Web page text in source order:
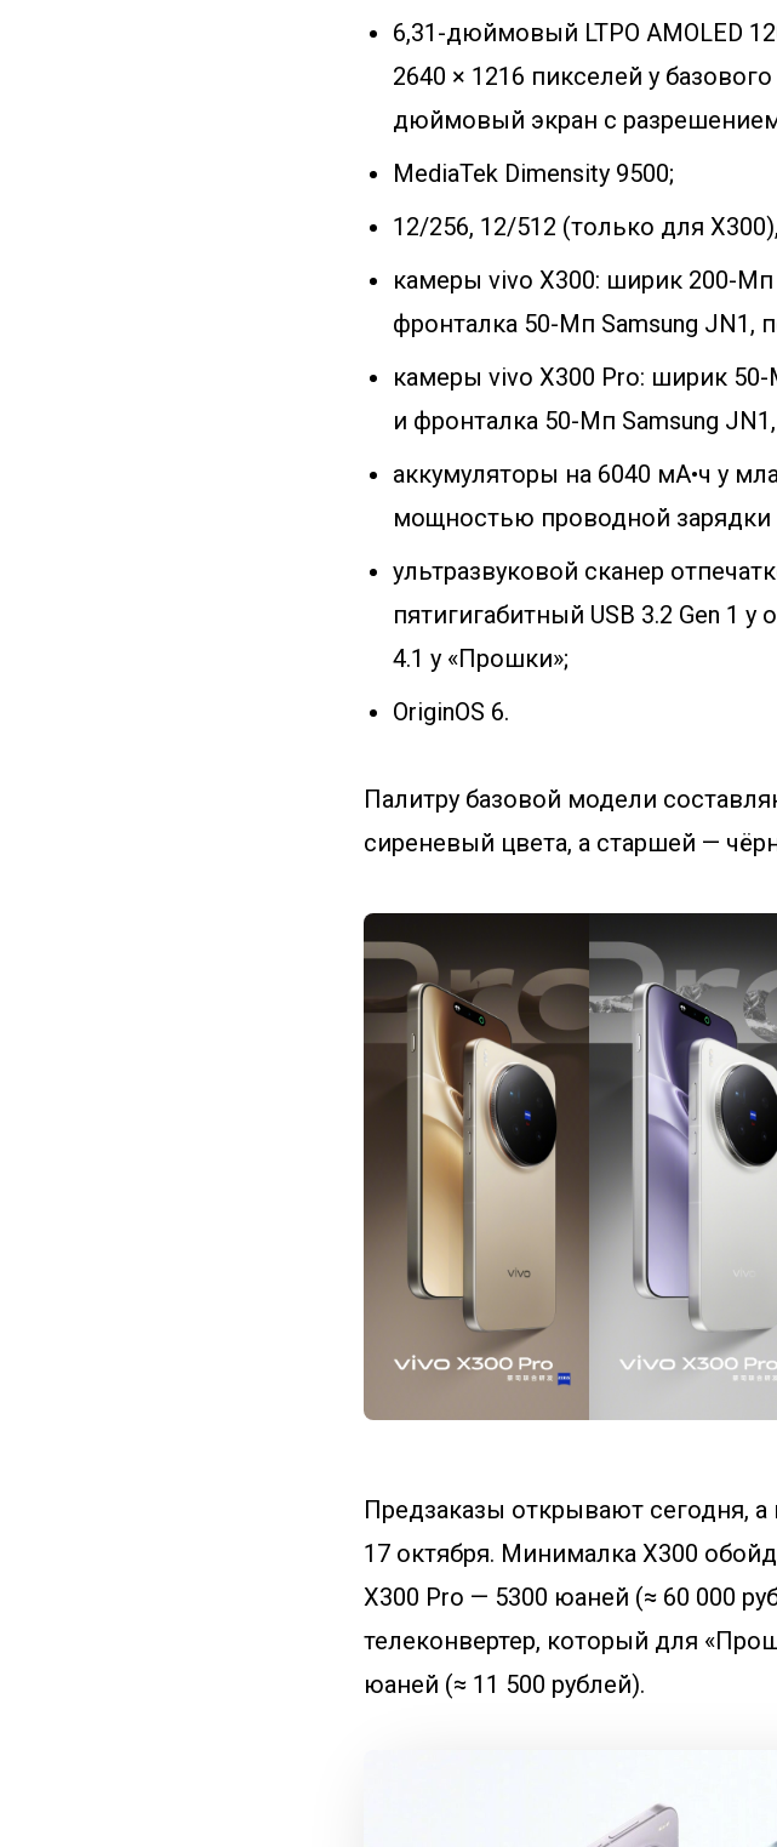
6,31-дюймовый LTPO AMOLED
2640 × 1216 пикселей у
дюймовый экран с разрешением
MediaTek Dimensity 9500;
12/256, 12/512 (только для
камеры vivo X300: ширик 200-Мп
фронталка 50-Мп Samsung JN1,
камеры vivo X300 Pro: ширик 50-
и фронталка 50-Мп Samsung
аккумуляторы на 6040 мА•ч у
мощностью проводной зарядки
ультразвуковой сканер
пятигигабитный USB 3.2 Gen 1
4.1 у «Прошки»;
OriginOS 6.
Палитру базовой модели
сиреневый цвета, а старшей —
Предзаказы открывают сегодня,
17 октября. Минималка X300
X300 Pro — 5300 юаней (≈ 60 000
телеконвертер, который для
юаней (≈ 11 500 рублей).